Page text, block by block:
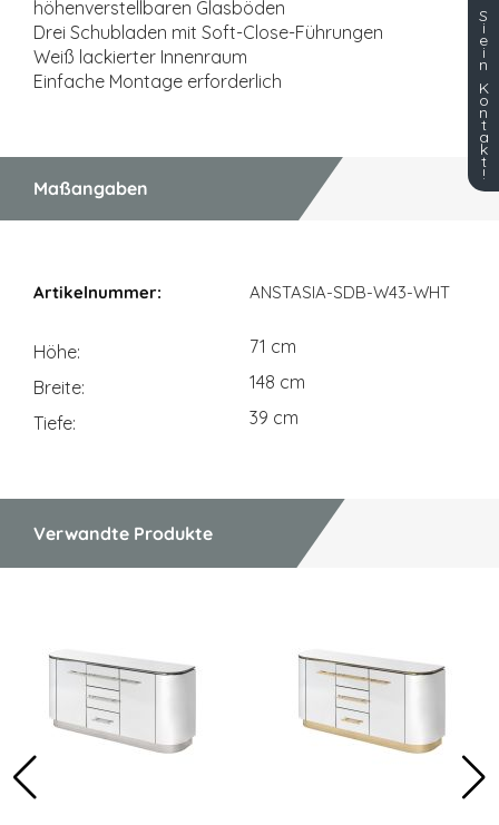
höhenverstellbaren Glasböden
Drei Schubladen mit Soft-Close-Führungen
Weiß lackierter Innenraum
Einfache Montage erforderlich
Maßangaben
ANSTASIA-SDB-W43-WHT
Höhe
71 cm
Breite
148 cm
Tiefe
39 cm
Verwandte Produkte
S
i
e
i
n
K
o
n
t
a
k
t
!